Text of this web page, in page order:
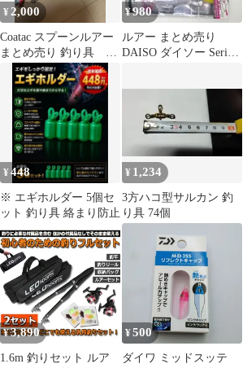
¥ 2,000
Coatac スプーンルアー
まとめ売り 釣り具 鮭
ルアー
¥980
ルアー まとめ売り
DAISO ダイソー Seria
¥448
※ エギホルダー 5個セ
ット 釣り具 絡まり防止
¥ 1,234
3方ハコ型サルカン 釣
り具 74個
¥3,890
1.6m 釣りセット ルア
¥500
ダイワ ミッドスッテ